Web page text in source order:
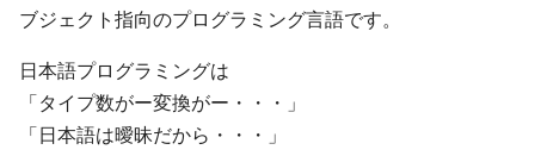
ブジェクト指向のプログラミング言語です。
日本語プログラミングは
「タイプ数がー変換がー・・・」
「日本語は曖昧だから・・・」